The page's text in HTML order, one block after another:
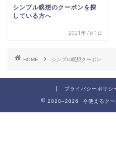
シンプル瞑想のクーポンを探
している方へ
2021年7月1日
HOME シンプル瞑想クーポン
プライバシーポリシ
2020–2026 今使えるクー